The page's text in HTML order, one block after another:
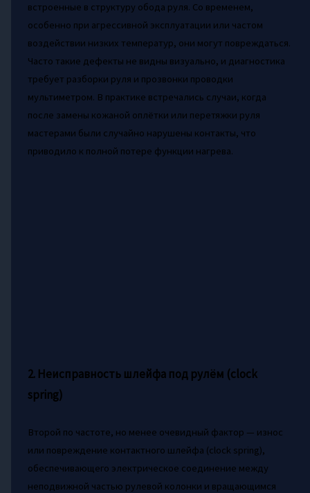
встроенные в структуру обода руля. Со временем,
особенно при агрессивной эксплуатации или частом
воздействии низких температур, они могут повреждаться.
Часто такие дефекты не видны визуально, и диагностика
требует разборки руля и прозвонки проводки
мультиметром. В практике встречались случаи, когда
после замены кожаной оплётки или перетяжки руля
мастерами были случайно нарушены контакты, что
приводило к полной потере функции нагрева.
2. Неисправность шлейфа под рулём (clock
spring)
Второй по частоте, но менее очевидный фактор — износ
или повреждение контактного шлейфа (clock spring),
обеспечивающего электрическое соединение между
неподвижной частью рулевой колонки и вращающимся